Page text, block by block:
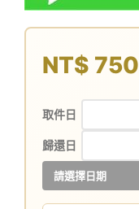
NT$ 750
取件日
歸還日
請選擇日期